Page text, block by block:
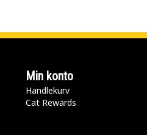
Min konto
Handlekurv
Cat Rewards